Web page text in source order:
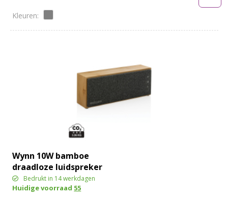
Wynn 10W bamboe
draadloze luidspreker
Bedrukt in 14 werkdagen
Huidige voorraad 55